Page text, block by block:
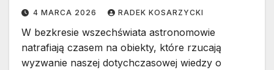
4 MARCA 2026 RADEK KOSARZYCKI
W bezkresie wszechświata astronomowie
natrafiają czasem na obiekty, które rzucają
wyzwanie naszej dotychczasowej wiedzy o